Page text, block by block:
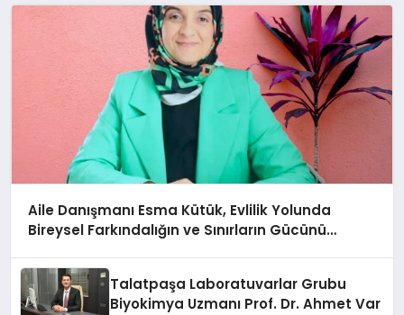
Aile Danışmanı Esma Kütük, Evlilik Yolunda
Bireysel Farkındalığın ve Sınırların Gücünü
Talatpaşa Laboratuvarlar Grubu
Biyokimya Uzmanı Prof. Dr. Ahmet Var